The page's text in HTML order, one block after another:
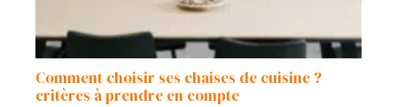
Comment choisir ses chaises de cuisine ?
critères à prendre en compte